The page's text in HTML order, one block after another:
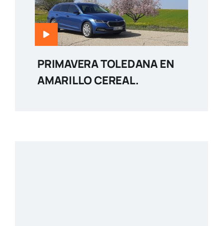
PRIMAVERA TOLEDANA EN
AMARILLO CEREAL.